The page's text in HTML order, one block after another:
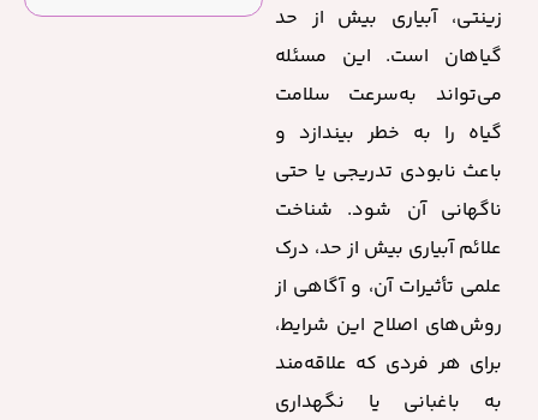
زینتی، آبیاری بیش از حد
گیاهان است. این مسئله
می‌تواند به‌سرعت سلامت
گیاه را به خطر بیندازد و
باعث نابودی تدریجی یا حتی
ناگهانی آن شود. شناخت
علائم آبیاری بیش از حد، درک
علمی تأثیرات آن، و آگاهی از
روش‌های اصلاح این شرایط،
برای هر فردی که علاقه‌مند
به باغبانی یا نگهداری